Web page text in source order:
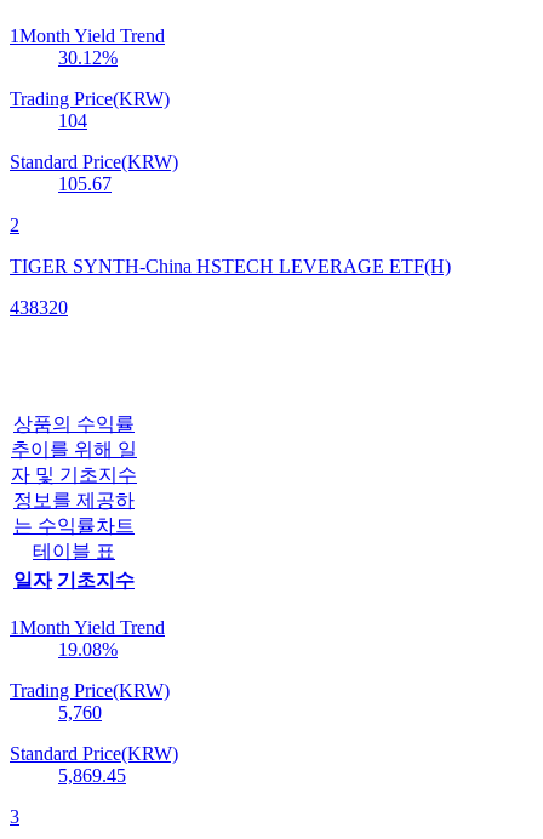
1Month Yield Trend
30.12%
Trading Price(KRW)
104
Standard Price(KRW)
105.67
2
TIGER SYNTH-China HSTECH LEVERAGE ETF(H)
438320
상품의 수익률
추이를 위해 일
자 및 기초지수
정보를 제공하
는 수익률차트
테이블 표
일자 기초지수
1Month Yield Trend
19.08%
Trading Price(KRW)
5,760
Standard Price(KRW)
5,869.45
3